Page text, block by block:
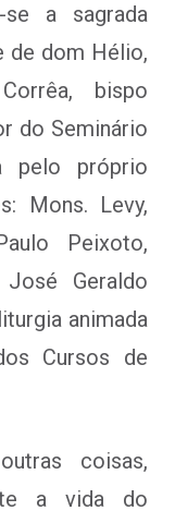
se a sagrada
de dom Hélio,
bispo
do Seminário
pelo próprio
Mons. Levy,
Peixoto,
Geraldo
animada
Cursos de
coisas,
a vida do